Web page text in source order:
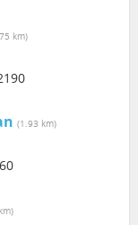
km)
(1.93 km)